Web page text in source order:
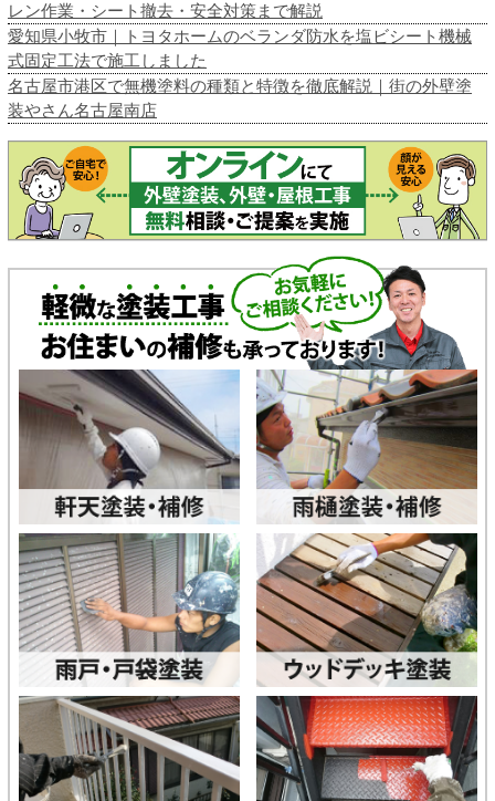
レン作業・シート撤去・安全対策まで解説
愛知県小牧市｜トヨタホームのベランダ防水を塩ビシート機械
式固定工法で施工しました
名古屋市港区で無機塗料の種類と特徴を徹底解説｜街の外壁塗
装やさん名古屋南店